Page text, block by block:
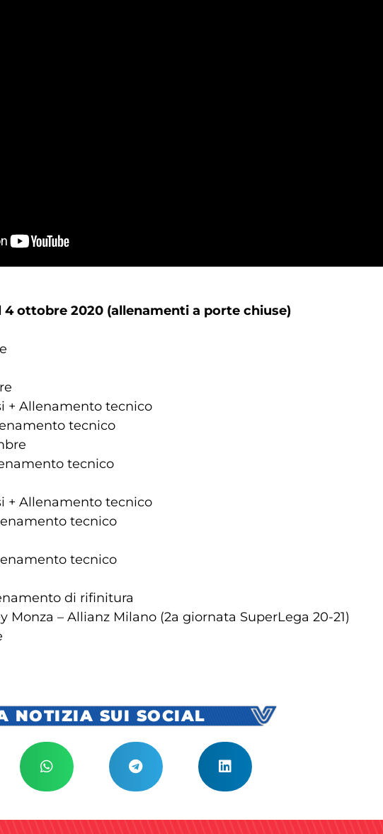
ottobre 2020 (allenamenti a porte chiuse)
+ Allenamento tecnico
tecnico
tecnico
+ Allenamento tecnico
tecnico
tecnico
di rifinitura
Monza – Allianz Milano (2a giornata SuperLega 20-21)
NOTIZIA SUI SOCIAL